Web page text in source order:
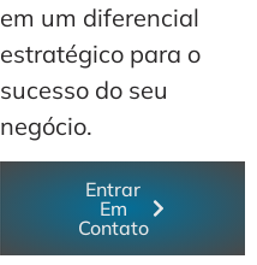
em um diferencial
estratégico para o
sucesso do seu
negócio.
Entrar
Em
Contato